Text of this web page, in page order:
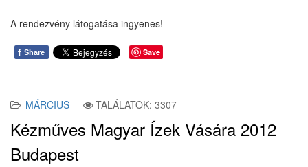
A rendezvény látogatása ingyenes!
f Share Save
MÁRCIUS TALÁLATOK: 3307
Kézműves Magyar Ízek Vására 2012
Budapest